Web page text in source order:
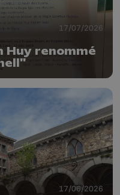
17/07/2026
Huy renommé
17/06/2026